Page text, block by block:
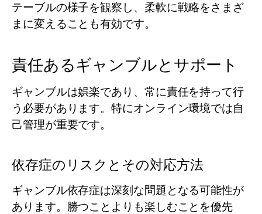
テーブルの様子を観察し、柔軟に戦略をさまざ
まに変えることも有効です。
責任あるギャンブルとサポート
ギャンブルは娯楽であり、常に責任を持って行
う必要があります。特にオンライン環境では自
己管理が重要です。
依存症のリスクとその対応方法
ギャンブル依存症は深刻な問題となる可能性が
あります。勝つことよりも楽しむことを優先